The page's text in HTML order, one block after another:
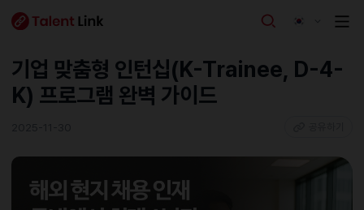
기업 맞춤형 인턴십(K-Trainee, D-4-
K) 프로그램 완벽 가이드